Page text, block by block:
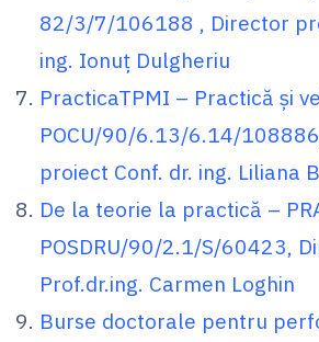
82/3/7/106188 , Director
ing. Ionuț Dulgheriu
PracticaTPMI – Practică și
POCU/90/6.13/6.14/
proiect Conf. dr. ing. Liliana
De la teorie la practică –
POSDRU/90/2.1/S/60423,
Prof.dr.ing. Carmen Loghin
Burse doctorale pentru